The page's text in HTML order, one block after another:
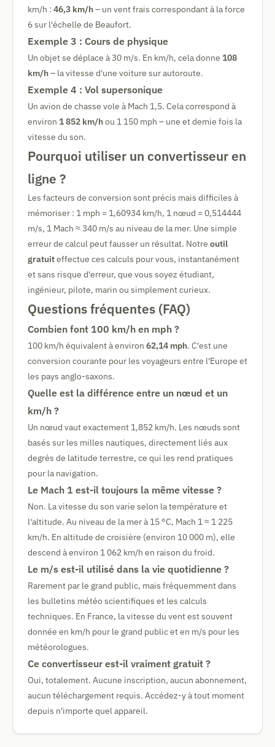
km/h : 46,3 km/h– un vent frais correspondant à la force
6 sur l'échelle de Beaufort.
Exemple 3 : Cours de physique
Un objet se déplace à 30 m/s. En km/h, cela donne 108
km/h– la vitesse d'une voiture sur autoroute.
Exemple 4 : Vol supersonique
Un avion de chasse vole à Mach 1,5. Cela correspond à
environ 1 852 km/hou 1 150 mph – une et demie fois la
vitesse du son.
Pourquoi utiliser un convertisseur en
ligne ?
Les facteurs de conversion sont précis mais difficiles à
mémoriser : 1 mph = 1,60934 km/h, 1 nœud = 0,514444
m/s, 1 Mach ≈ 340 m/s au niveau de la mer. Une simple
erreur de calcul peut fausser un résultat. Notre outil
gratuiteffectue ces calculs pour vous, instantanément
et sans risque d'erreur, que vous soyez étudiant,
ingénieur, pilote, marin ou simplement curieux.
Questions fréquentes (FAQ)
Combien font 100 km/h en mph ?
100 km/h équivalent à environ 62,14 mph. C'est une
conversion courante pour les voyageurs entre l'Europe et
les pays anglo-saxons.
Quelle est la différence entre un nœud et un
km/h ?
Un nœud vaut exactement 1,852 km/h. Les nœuds sont
basés sur les milles nautiques, directement liés aux
degrés de latitude terrestre, ce qui les rend pratiques
pour la navigation.
Le Mach 1 est-il toujours la même vitesse ?
Non. La vitesse du son varie selon la température et
l'altitude. Au niveau de la mer à 15 °C, Mach 1 ≈ 1 225
km/h. En altitude de croisière (environ 10 000 m), elle
descend à environ 1 062 km/h en raison du froid.
Le m/s est-il utilisé dans la vie quotidienne ?
Rarement par le grand public, mais fréquemment dans
les bulletins météo scientifiques et les calculs
techniques. En France, la vitesse du vent est souvent
donnée en km/h pour le grand public et en m/s pour les
météorologues.
Ce convertisseur est-il vraiment gratuit ?
Oui, totalement. Aucune inscription, aucun abonnement,
aucun téléchargement requis. Accédez-y à tout moment
depuis n'importe quel appareil.